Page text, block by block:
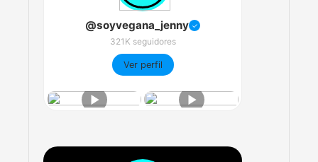
@soyvegana_jenny ✓
321K seguidores
Ver perfil